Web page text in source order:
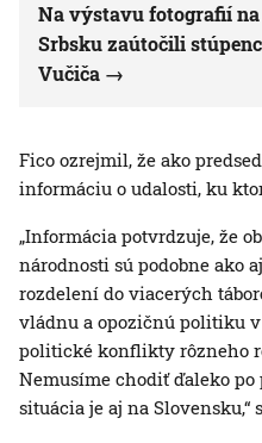
Na výstavu fotografií
Srbsku zaútočili
Vučiča
Fico ozrejmil, že ako
informáciu o udalosti, ku
„Informácia potvrdzuje, že
národnosti sú podobne ako
rozdelení do viacerých
vládnu a opozičnú politiku
politické konflikty rôzneho
Nemusíme chodiť ďaleko po
situácia je aj na Slovensku,“